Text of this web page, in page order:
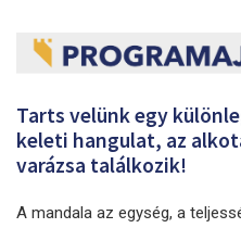
Tarts velünk egy
keleti hangulat, az
varázsa találkozik!
A mandala az egység, a